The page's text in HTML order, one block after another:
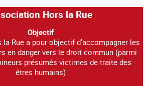
Hors la Rue
Objectif
la Rue a pour objectif d’accompagner les
en danger vers le droit commun (parmi
présumés victimes de traite des
êtres humains)